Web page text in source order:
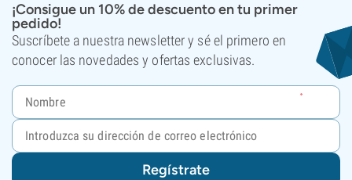
¡Consigue un 10% de descuento en tu primer
pedido!
Suscríbete a nuestra newsletter y sé el primero en
conocer las novedades y ofertas exclusivas.
Regístrate